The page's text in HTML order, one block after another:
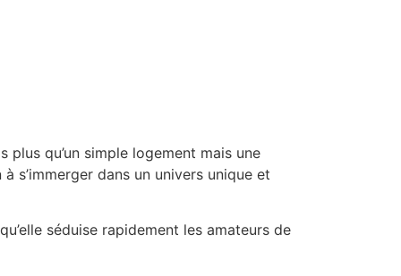
qu’un simple logement mais une
s’immerger dans un univers unique et
séduise rapidement les amateurs de